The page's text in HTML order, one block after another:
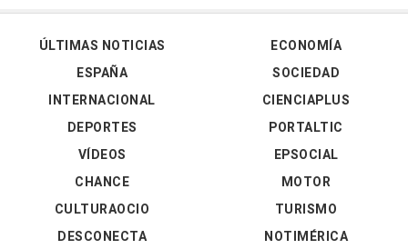
ÚLTIMAS NOTICIAS
ESPAÑA
INTERNACIONAL
DEPORTES
VÍDEOS
ECONOMÍA
SOCIEDAD
CIENCIAPLUS
PORTALTIC
EPSOCIAL
CHANCE
CULTURAOCIO
DESCONECTA
MOTOR
TURISMO
NOTIMÉRICA